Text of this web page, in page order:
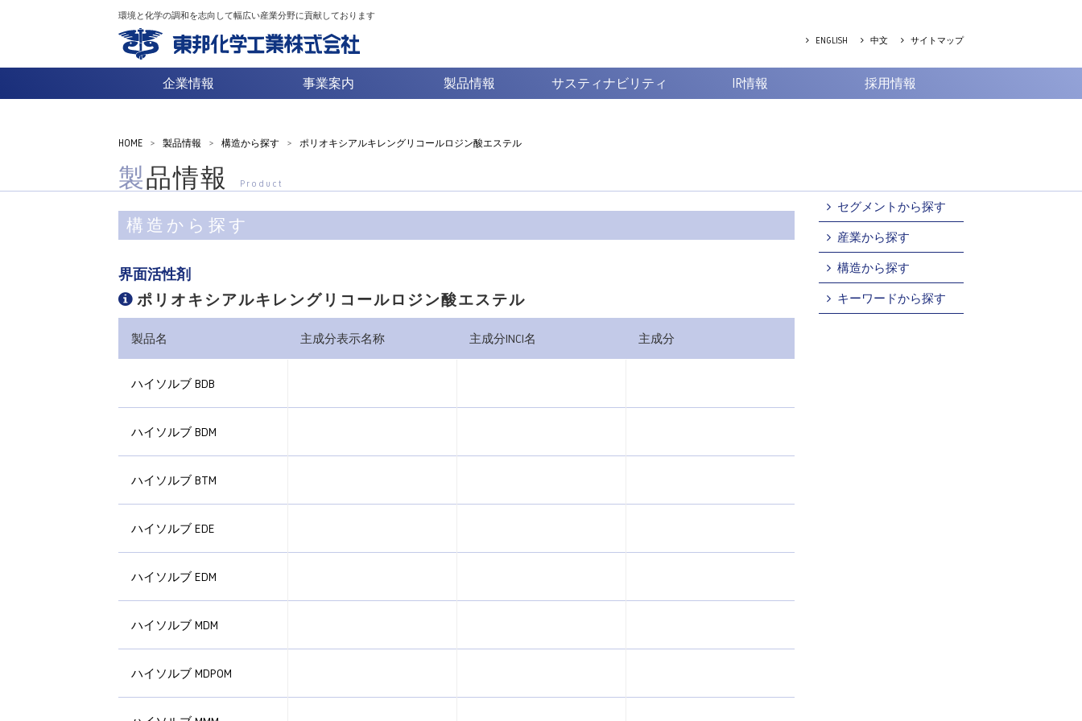
環境と化学の調和を志向して幅広い産業分野に貢献しております
ENGLISH 中文 サイトマップ
企業情報 事業案内 製品情報 サスティナビリティ IR情報 採用情報
HOME > 製品情報 > 構造から探す > ポリオキシアルキレングリコールロジン酸エステル
製品情報 Product
構造から探す
界面活性剤
ポリオキシアルキレングリコールロジン酸エステル
製品名 主成分表示名称 主成分INCI名 主成分
ハイソルブ BDB
ハイソルブ BDM
ハイソルブ BTM
ハイソルブ EDE
ハイソルブ EDM
ハイソルブ MDM
ハイソルブ MDPOM
セグメントから探す
産業から探す
構造から探す
キーワードから探す